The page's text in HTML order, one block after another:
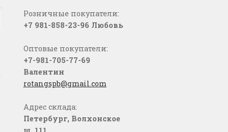
Розничные покупатели:
+7 981-858-23-96 Любовь
Оптовые покупатели:
+7-981-705-77-69
Валентин
rotangspb@gmail.com
Адрес склада:
Петербург, Волхонское
ш. 111